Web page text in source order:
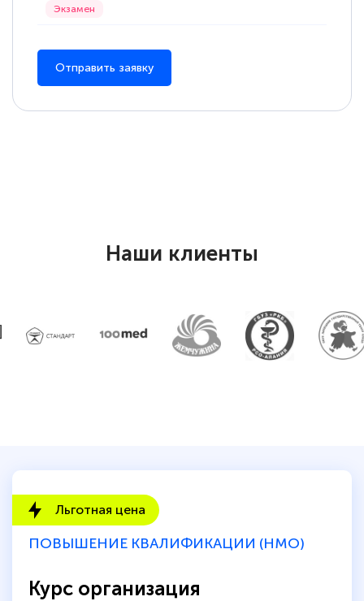
Отправить заявку
Наши клиенты
Льготная цена
ПОВЫШЕНИЕ КВАЛИФИКАЦИИ (НМО)
Курс организация